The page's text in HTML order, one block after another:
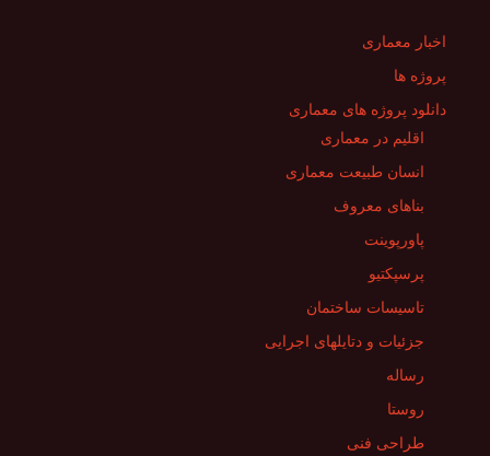
اخبار معماری
پروژه ها
دانلود پروژه های معماری
اقلیم در معماری
انسان طبیعت معماری
بناهای معروف
پاورپوینت
پرسپکتیو
تاسیسات ساختمان
جزئیات و دتایلهای اجرایی
رساله
روستا
طراحی فنی